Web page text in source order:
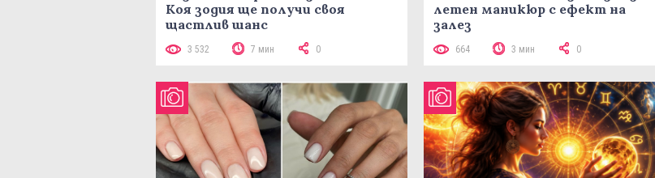
Коя зодия ще получи своя
щастлив шанс
3 532 7 мин 0
летен маникюр с ефект на
залез
664 3 мин 0